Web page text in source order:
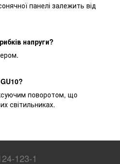
панелі залежить від
напруги?
поворотом, що
світильниках.
123-1